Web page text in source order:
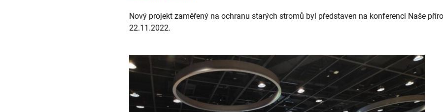
Nový projekt zaměřený na ochranu starých stromů byl představen na konferenci Naše
22.11.2022.